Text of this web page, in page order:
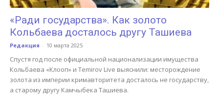
«Ради государства». Как золото
Кольбаева досталось другу Ташиева
Редакция - 10 марта 2025
Спустя год после официальной национализации имущества
Кольбаева «Клооп» и Temirov Live выяснили: месторождение
золота из империи кримавторитета досталось не государству,
а старому другу Камчыбека Ташиева.